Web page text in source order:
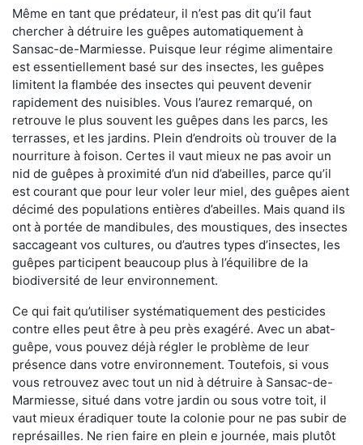
Même en tant que prédateur, il n’est pas dit qu’il faut
chercher à détruire les guêpes automatiquement à
Sansac-de-Marmiesse. Puisque leur régime alimentaire
est essentiellement basé sur des insectes, les guêpes
limitent la flambée des insectes qui peuvent devenir
rapidement des nuisibles. Vous l’aurez remarqué, on
retrouve le plus souvent les guêpes dans les parcs, les
terrasses, et les jardins. Plein d’endroits où trouver de la
nourriture à foison. Certes il vaut mieux ne pas avoir un
nid de guêpes à proximité d’un nid d’abeilles, parce qu’il
est courant que pour leur voler leur miel, des guêpes aient
décimé des populations entières d’abeilles. Mais quand ils
ont à portée de mandibules, des moustiques, des insectes
saccageant vos cultures, ou d’autres types d’insectes, les
guêpes participent beaucoup plus à l’équilibre de la
biodiversité de leur environnement.
Ce qui fait qu’utiliser systématiquement des pesticides
contre elles peut être à peu près exagéré. Avec un abat-
guêpe, vous pouvez déjà régler le problème de leur
présence dans votre environnement. Toutefois, si vous
vous retrouvez avec tout un nid à détruire à Sansac-de-
Marmiesse, situé dans votre jardin ou sous votre toit, il
vaut mieux éradiquer toute la colonie pour ne pas subir de
représailles. Ne rien faire en plein e journée, mais plutôt